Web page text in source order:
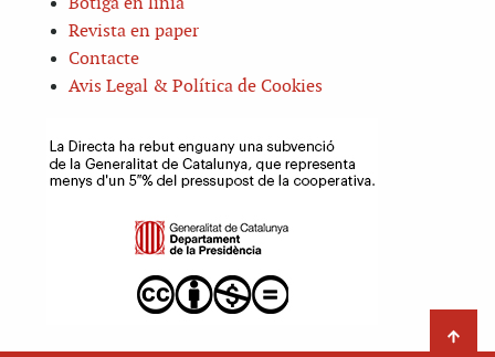
Revista en paper
Contacte
Avis Legal & Política de Cookies